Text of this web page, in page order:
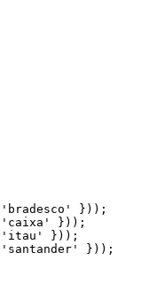
'bradesco' } ) ) ;
'caixa' } ) ) ;
'itau' } ) ) ;
'santander' } ) ) ;